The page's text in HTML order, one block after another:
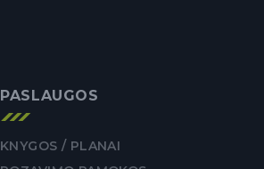
PASLAUGOS
KNYGOS / PLANAI